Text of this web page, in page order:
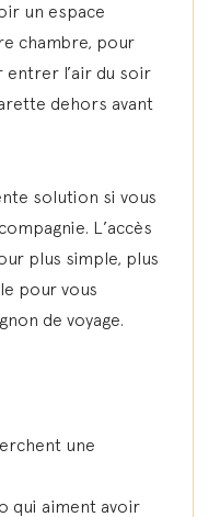
un espace
chambre, pour
entrer l’air du soir
dehors avant
solution si vous
L’accès
plus simple, plus
pour vous
de voyage.
une
qui aiment avoir